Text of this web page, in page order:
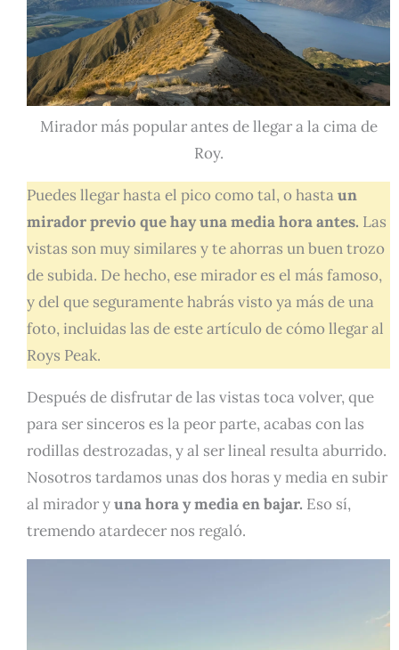
Mirador más popular antes de llegar a la cima de
Roy.
Puedes llegar hasta el pico como tal, o hastaun
mirador previo que hay una media hora antes. Las
vistas son muy similares y te ahorras un buen trozo
de subida. De hecho, ese mirador es el más famoso,
y del que seguramente habrás visto ya más de una
foto, incluidas las de este artículo de cómo llegar al
Roys Peak.
Después de disfrutar de las vistas toca volver, que
para ser sinceros es la peor parte, acabas con las
rodillas destrozadas, y al ser lineal resulta aburrido.
Nosotros tardamos unas dos horas y media en subir
al mirador yuna hora y media en bajar. Eso sí,
tremendo atardecer nos regaló.